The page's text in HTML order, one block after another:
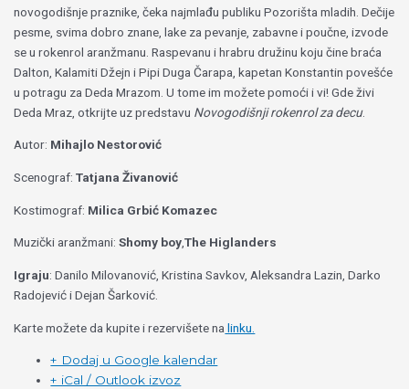
novogodišnje praznike, čeka najmlađu publiku Pozorišta mladih. Dečije
pesme, svima dobro znane, lake za pevanje, zabavne i poučne, izvode
se u rokenrol aranžmanu. Raspevanu i hrabru družinu koju čine braća
Dalton, Kalamiti Džejn i Pipi Duga Čarapa, kapetan Konstantin povešće
u potragu za Deda Mrazom. U tome im možete pomoći i vi! Gde živi
Deda Mraz, otkrijte uz predstavu Novogodišnji rokenrol za decu.
Autor: Mihajlo Nestorović
Scenograf:Tatjana Živanović
Kostimograf: Milica Grbić Komazec
Muzički aranžmani:Shomy boy,The Higlanders
Igraju: Danilo Milovanović, Kristina Savkov, Aleksandra Lazin, Darko
Radojević i Dejan Šarković.
Karte možete da kupite i rezervišete na linku.
+ Dodaj u Google kalendar
+ iCal / Outlook izvoz